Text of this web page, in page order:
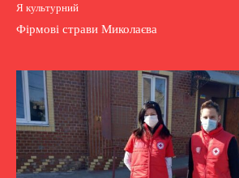
Я культурний
Фірмові страви Миколаєва